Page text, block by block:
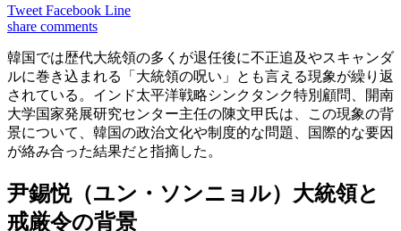
Tweet Facebook Line
share comments
韓国では歴代大統領の多くが退任後に不正追及やスキャンダ
ルに巻き込まれる「大統領の呪い」とも言える現象が繰り返
されている。インド太平洋戦略シンクタンク特別顧問、開南
大学国家発展研究センター主任の陳文甲氏は、この現象の背
景について、韓国の政治文化や制度的な問題、国際的な要因
が絡み合った結果だと指摘した。
尹錫悦（ユン・ソンニョル）大統領と
戒厳令の背景